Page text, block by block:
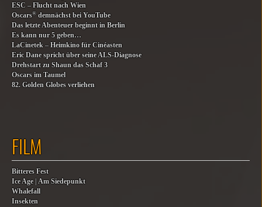
ESC – Flucht nach Wien
Oscars® demnächst bei YouTube
Das letzte Abenteuer beginnt in Berlin
Es kann nur 5 geben…
LaCinetek – Heimkino für Cinéasten
Eric Dane spricht über seine ALS-Diagnose
Drehstart zu Shaun das Schaf 3
Oscars im Taumel
82. Golden Globes verliehen
FILM
Bitteres Fest
Ice Age | Am Siedepunkt
Whalefall
Insekten